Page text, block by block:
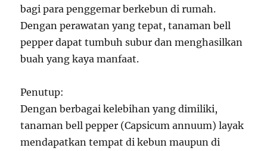
bagi para penggemar berkebun di rumah.
Dengan perawatan yang tepat, tanaman bell
pepper dapat tumbuh subur dan menghasilkan
buah yang kaya manfaat.
Penutup:
Dengan berbagai kelebihan yang dimiliki,
tanaman bell pepper (Capsicum annuum) layak
mendapatkan tempat di kebun maupun di